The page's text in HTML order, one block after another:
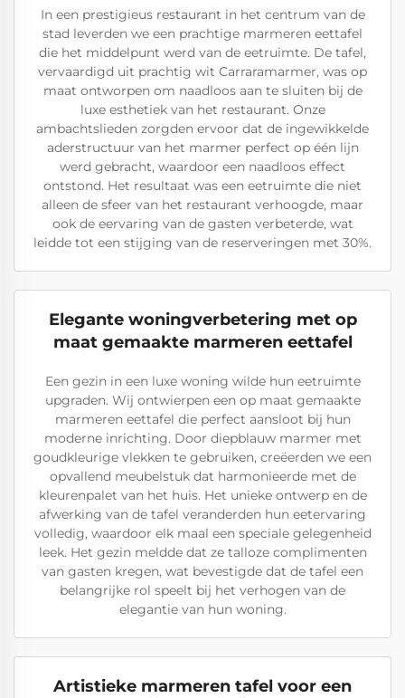
In een prestigieus restaurant in het centrum van de
stad leverden we een prachtige marmeren eettafel
die het middelpunt werd van de eetruimte. De tafel,
vervaardigd uit prachtig wit Carraramarmer, was op
maat ontworpen om naadloos aan te sluiten bij de
luxe esthetiek van het restaurant. Onze
ambachtslieden zorgden ervoor dat de ingewikkelde
aderstructuur van het marmer perfect op één lijn
werd gebracht, waardoor een naadloos effect
ontstond. Het resultaat was een eetruimte die niet
alleen de sfeer van het restaurant verhoogde, maar
ook de eervaring van de gasten verbeterde, wat
leidde tot een stijging van de reserveringen met 30%.
Elegante woningverbetering met op
maat gemaakte marmeren eettafel
Een gezin in een luxe woning wilde hun eetruimte
upgraden. Wij ontwierpen een op maat gemaakte
marmeren eettafel die perfect aansloot bij hun
moderne inrichting. Door diepblauw marmer met
goudkleurige vlekken te gebruiken, creëerden we een
opvallend meubelstuk dat harmonieerde met de
kleurenpalet van het huis. Het unieke ontwerp en de
afwerking van de tafel veranderden hun eetervaring
volledig, waardoor elk maal een speciale gelegenheid
leek. Het gezin meldde dat ze talloze complimenten
van gasten kregen, wat bevestigde dat de tafel een
belangrijke rol speelt bij het verhogen van de
elegantie van hun woning.
Artistieke marmeren tafel voor een